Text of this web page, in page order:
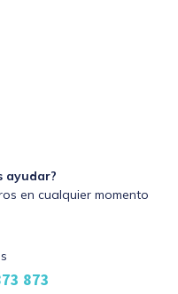
ayudar?
en cualquier momento
873